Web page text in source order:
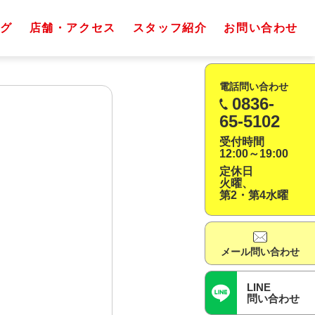
店舗・アクセス スタッフ紹介 お問い合わせ
電話問い合わせ
0836-
65-5102
受付時間
12:00～19:00
定休日
火曜、
第2・第4水曜
メール問い合わせ
LINE
問い合わせ